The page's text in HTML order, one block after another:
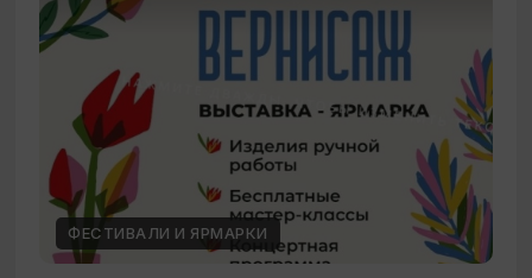
ФЕСТИВАЛИ И ЯРМАРКИ